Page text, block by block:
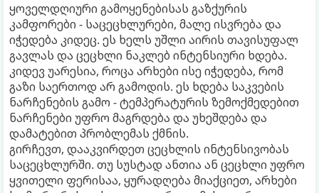
ყოველდღიური გამოყენებისას გაზქურის
კამფორები - საცეცხლურები, მალე ისვრება და
იჭედება კიდეც. ეს ხელს უშლი აირის თავისუფალ
გავლას და ცეცხლი ნაკლებ ინტენსიური ხდება.
კიდევ უარესია, როცა არხები ისე იჭედება, რომ
გაზი საერთოდ არ გამოდის. ეს ხდება საკვების
ნარჩენების გამო - ტემპერატურის ზემოქმედებით
ნარჩენები უფრო მაგრდება და უხეშდება და
დამატებით პრობლემას ქმნის.
გირჩევთ, დააკვირდეთ ცეცხლის ინტენსივობას
საცეცხლურში. თუ სუსტად ანთია ან ცეცხლი უფრო
ყვითელი ფერისაა, ყურადღება მიაქციეთ, არხები